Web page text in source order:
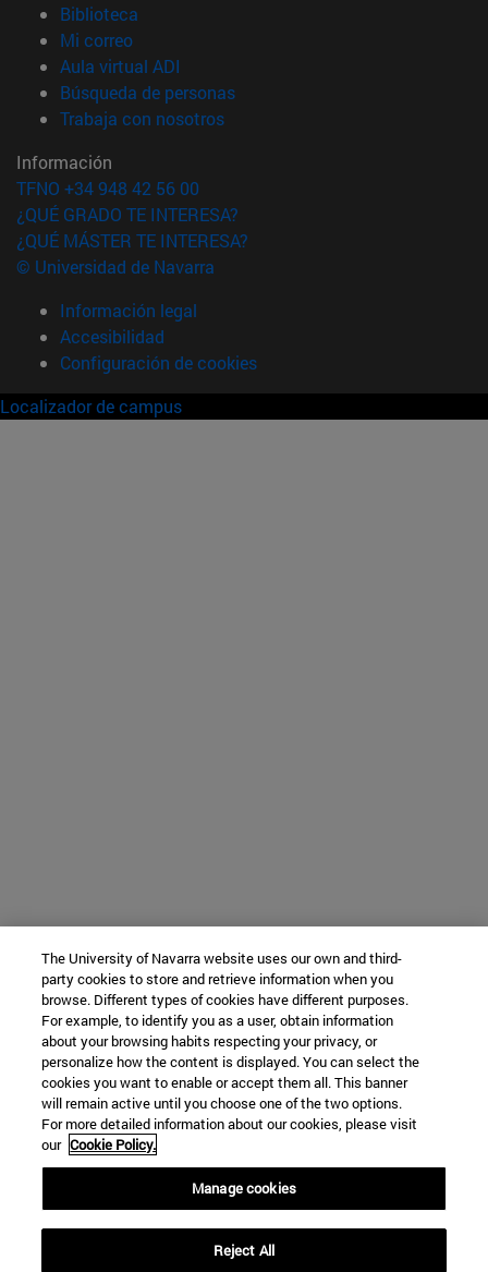
Biblioteca
Mi correo(abre en nueva ventana)
Aula virtual ADI
Búsqueda de personas(abre en nueva ventana)
Trabaja con nosotros(abre en nueva ventana)
Información
TFNO +34 948 42 56 00
¿QUÉ GRADO TE INTERESA?
¿QUÉ MÁSTER TE INTERESA?
© Universidad de Navarra
Información legal
Accesibilidad
Configuración de cookies
Localizador de campus
The University of Navarra website uses our own and third-
party cookies to store and retrieve information when you
browse. Different types of cookies have different purposes.
For example, to identify you as a user, obtain information
about your browsing habits respecting your privacy, or
personalize how the content is displayed. You can select the
cookies you want to enable or accept them all. This banner
will remain active until you choose one of the two options.
For more detailed information about our cookies, please visit
our Cookie Policy.
Manage cookies
Reject All